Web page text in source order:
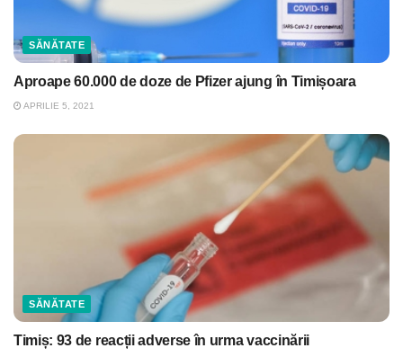
SĂNĂTATE
Aproape 60.000 de doze de Pfizer ajung în Timișoara
APRILIE 5, 2021
SĂNĂTATE
Timiș: 93 de reacții adverse în urma vaccinării